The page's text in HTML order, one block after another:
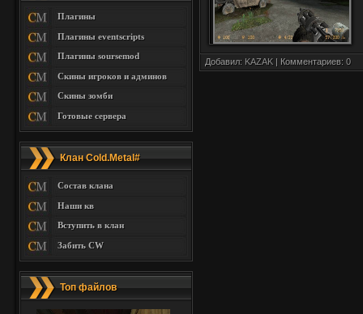
Плагины
Плагины eventscripts
Плагины soursemod
Скины игроков и админов
Скины зомби
Готовые сервера
Клан Cold.Metal#
Состав клана
Наши кв
Вступить в клан
Забить CW
Топ файлов
Добавил: KAZAK | Комментариев: 0